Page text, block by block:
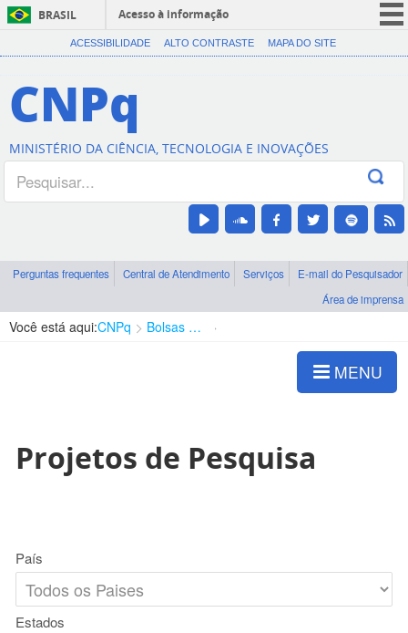
BRASIL
Acesso à informação
CORONAVÍRUS (COVID-19)
Canais
ACESSIBILIDADE ALTO CONTRASTE MAPA DO SITE
CNPq
MINISTÉRIO DA CIÊNCIA, TECNOLOGIA E INOVAÇÕES
Perguntas frequentes Central de Atendimento Serviços
E-mail do Pesquisador
Área de imprensa
Você está aqui:CNPq Bolsas e Auxílios Vigentes
MENU
Projetos de Pesquisa
País
Estados